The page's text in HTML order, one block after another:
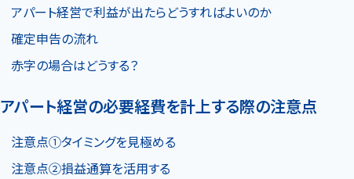
アパート経営で利益が出たらどうすればよいのか
確定申告の流れ
赤字の場合はどうする？
アパート経営の必要経費を計上する際の注意点
注意点①タイミングを見極める
注意点②損益通算を活用する